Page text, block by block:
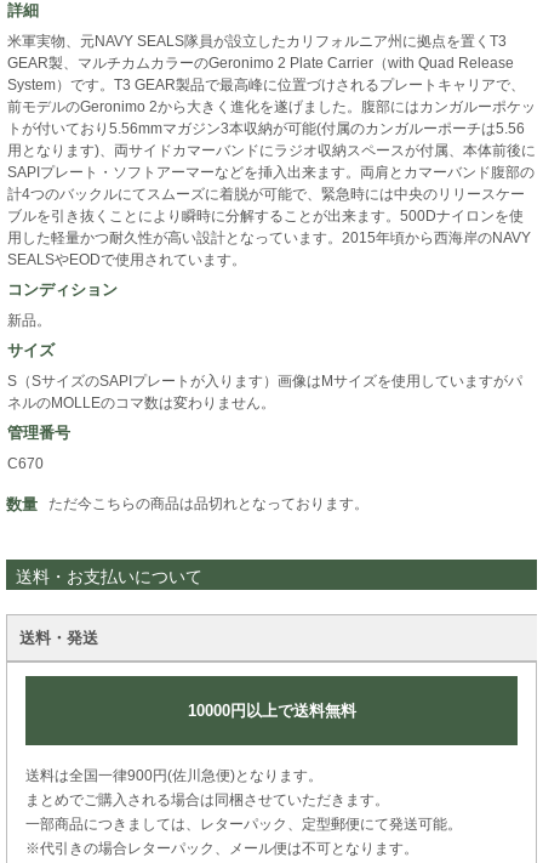
詳細
米軍実物、元NAVY SEALS隊員が設立したカリフォルニア州に拠点を置くT3
GEAR製、マルチカムカラーのGeronimo 2 Plate Carrier（with Quad Release
System）です。T3 GEAR製品で最高峰に位置づけされるプレートキャリアで、
前モデルのGeronimo 2から大きく進化を遂げました。腹部にはカンガルーポケッ
トが付いており5.56mmマガジン3本収納が可能(付属のカンガルーポーチは5.56
用となります)、両サイドカマーバンドにラジオ収納スペースが付属、本体前後に
SAPIプレート・ソフトアーマーなどを挿入出来ます。両肩とカマーバンド腹部の
計4つのバックルにてスムーズに着脱が可能で、緊急時には中央のリリースケー
ブルを引き抜くことにより瞬時に分解することが出来ます。500Dナイロンを使
用した軽量かつ耐久性が高い設計となっています。2015年頃から西海岸のNAVY
SEALSやEODで使用されています。
コンディション
新品。
サイズ
S（SサイズのSAPIプレートが入ります）画像はMサイズを使用していますがパ
ネルのMOLLEのコマ数は変わりません。
管理番号
C670
数量 ただ今こちらの商品は品切れとなっております。
送料・お支払いについて
送料・発送
10000円以上で送料無料
送料は全国一律900円(佐川急便)となります。
まとめでご購入される場合は同梱させていただきます。
一部商品につきましては、レターパック、定型郵便にて発送可能。
※代引きの場合レターパック、メール便は不可となります。